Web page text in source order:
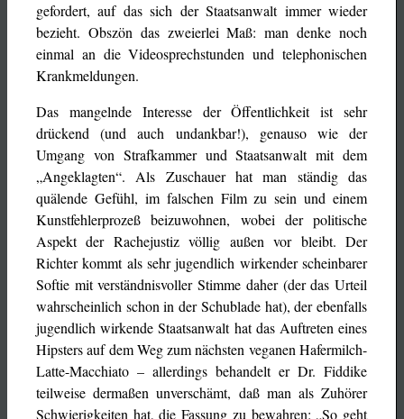
gefordert, auf das sich der Staatsanwalt immer wieder
bezieht. Obszön das zweierlei Maß: man denke noch
einmal an die Videosprechstunden und telephonischen
Krankmeldungen.
Das mangelnde Interesse der Öffentlichkeit ist sehr
drückend (und auch undankbar!), genauso wie der
Umgang von Strafkammer und Staatsanwalt mit dem
„Angeklagten“. Als Zuschauer hat man ständig das
quälende Gefühl, im falschen Film zu sein und einem
Kunstfehlerprozeß beizuwohnen, wobei der politische
Aspekt der Rachejustiz völlig außen vor bleibt. Der
Richter kommt als sehr jugendlich wirkender scheinbarer
Softie mit verständnisvoller Stimme daher (der das Urteil
wahrscheinlich schon in der Schublade hat), der ebenfalls
jugendlich wirkende Staatsanwalt hat das Auftreten eines
Hipsters auf dem Weg zum nächsten veganen Hafermilch-
Latte-Macchiato – allerdings behandelt er Dr. Fiddike
teilweise dermaßen unverschämt, daß man als Zuhörer
Schwierigkeiten hat, die Fassung zu bewahren: „So geht